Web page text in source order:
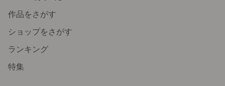
作品をさがす
ショップをさがす
ランキング
特集